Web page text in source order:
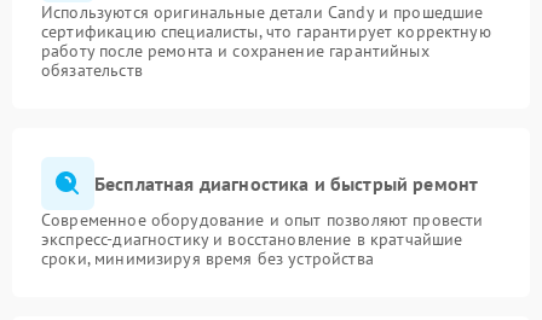
Используются оригинальные детали Candy и прошедшие
сертификацию специалисты, что гарантирует корректную
работу после ремонта и сохранение гарантийных
обязательств
Бесплатная диагностика и быстрый ремонт
Современное оборудование и опыт позволяют провести
экспресс-диагностику и восстановление в кратчайшие
сроки, минимизируя время без устройства